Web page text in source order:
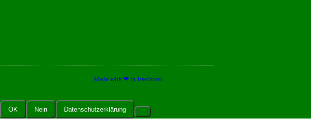
Made with ❤ in Isselhorst
OK Nein Datenschutzerklärung